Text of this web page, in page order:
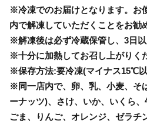
※冷凍でのお届けとなります。お
内で解凍していただくことをお勧
※解凍後は必ず冷蔵保管し、3日以
※十分に加熱してお召し上がりく
※保存方法:要冷凍(マイナス15℃
※同一店内で、卵、乳、小麦、そ
ーナッツ)、さけ、いか、いくら、
ごま、りんご、オレンジ、ゼラチ